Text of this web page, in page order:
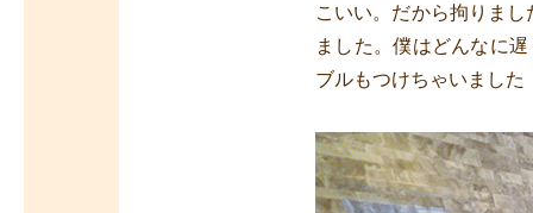
こいい。だから拘りま
ました。僕はどんなに
ブルもつけちゃいまし